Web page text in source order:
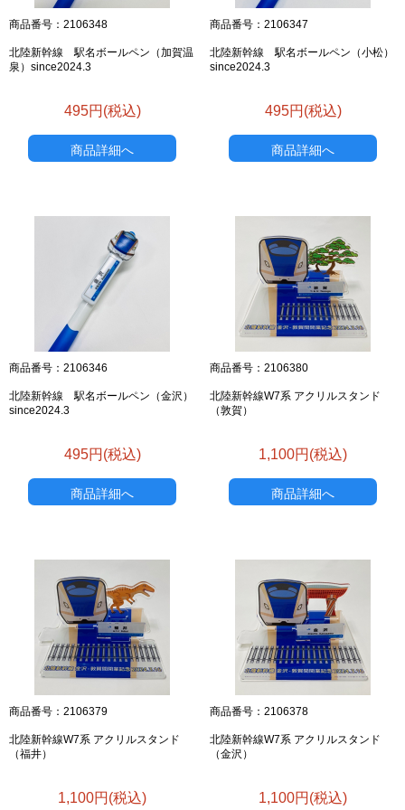
商品番号：2106348
北陸新幹線 駅名ボールペン（加賀温
泉）since2024.3
495円(税込)
商品詳細へ
商品番号：2106347
北陸新幹線 駅名ボールペン（小松）
since2024.3
495円(税込)
商品詳細へ
商品番号：2106346
北陸新幹線 駅名ボールペン（金沢）
since2024.3
495円(税込)
商品詳細へ
商品番号：2106380
北陸新幹線W7系 アクリルスタンド
（敦賀）
1,100円(税込)
商品詳細へ
商品番号：2106379
北陸新幹線W7系 アクリルスタンド
（福井）
1,100円(税込)
商品番号：2106378
北陸新幹線W7系 アクリルスタンド
（金沢）
1,100円(税込)